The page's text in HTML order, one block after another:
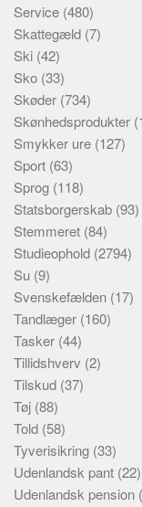
Service (480)
Skattegæld (7)
Ski (42)
Sko (33)
Skøder (734)
Skønhedsprodukter
Smykker ure (127)
Sport (63)
Sprog (118)
Statsborgerskab (93)
Stemmeret (84)
Studieophold (2794)
Su (9)
Svenskefælden (17)
Tandlæger (160)
Tasker (44)
Tillidshverv (2)
Tilskud (37)
Tøj (88)
Told (58)
Tyverisikring (33)
Udenlandsk pant (22)
Udenlandsk pension